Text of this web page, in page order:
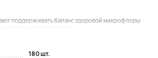
поддерживать баланс здоровой микрофлоры
вкусом ягод содержит...
180 шт.